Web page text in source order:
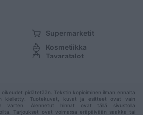
Supermarketit
Kosmetiikka
Tavaratalot
pidätetään. Tekstin kopioiminen ilman ennalta
kielletty. Tuotekuvat, kuvat ja esitteet ovat vain
varten. Alennetut hinnat ovat tällä sivustolla
Tarjoukset ovat voimassa eräpäivään saakka tai